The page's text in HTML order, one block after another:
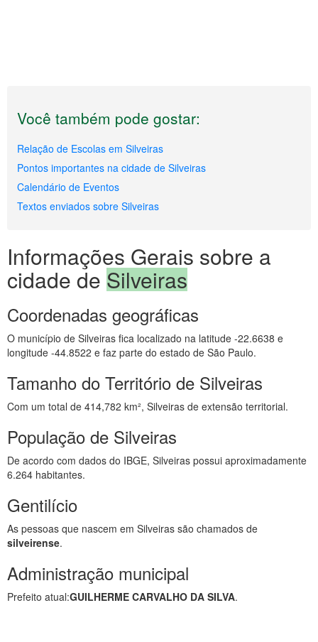
Você também pode gostar:
Relação de Escolas em Silveiras
Pontos importantes na cidade de Silveiras
Calendário de Eventos
Textos enviados sobre Silveiras
Informações Gerais sobre a
cidade de Silveiras
Coordenadas geográficas
O município de Silveiras fica localizado na latitude -22.6638 e
longitude -44.8522 e faz parte do estado de São Paulo.
Tamanho do Território de Silveiras
Com um total de 414,782 km², Silveiras de extensão territorial.
População de Silveiras
De acordo com dados do IBGE, Silveiras possui aproximadamente
6.264 habitantes.
Gentilício
As pessoas que nascem em Silveiras são chamados de
silveirense.
Administração municipal
Prefeito atual:GUILHERME CARVALHO DA SILVA.